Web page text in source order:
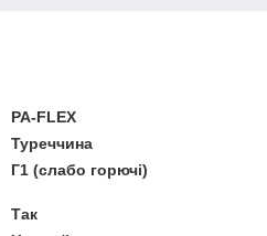
PA-FLEX
Туреччина
Г1 (слабо горючі)
Так